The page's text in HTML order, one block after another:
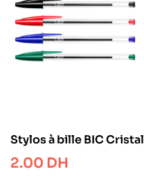
Stylos à bille BIC Cristal
2.00 DH